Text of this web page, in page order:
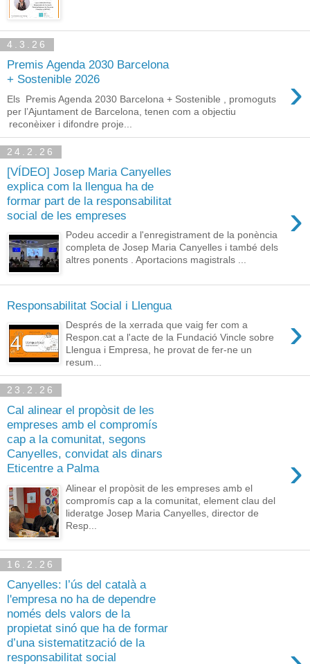
4.3.26
Premis Agenda 2030 Barcelona
+ Sostenible 2026
›
Els Premis Agenda 2030 Barcelona + Sostenible , promoguts
per l’Ajuntament de Barcelona, tenen com a objectiu
reconèixer i difondre proje...
24.2.26
[VÍDEO] Josep Maria Canyelles
explica com la llengua ha de
formar part de la responsabilitat
social de les empreses
›
Podeu accedir a l'enregistrament de la ponència
completa de Josep Maria Canyelles i també dels
altres ponents . Aportacions magistrals ...
Responsabilitat Social i Llengua
›
Després de la xerrada que vaig fer com a
Respon.cat a l'acte de la Fundació Vincle sobre
Llengua i Empresa, he provat de fer-ne un
resum...
23.2.26
Cal alinear el propòsit de les
empreses amb el compromís
cap a la comunitat, segons
Canyelles, convidat als dinars
Eticentre a Palma
›
Alinear el propòsit de les empreses amb el
compromís cap a la comunitat, element clau del
lideratge Josep Maria Canyelles, director de
Resp...
16.2.26
Canyelles: l’ús del català a
l'empresa no ha de dependre
només dels valors de la
propietat sinó que ha de formar
d’una sistematització de la
responsabilitat social